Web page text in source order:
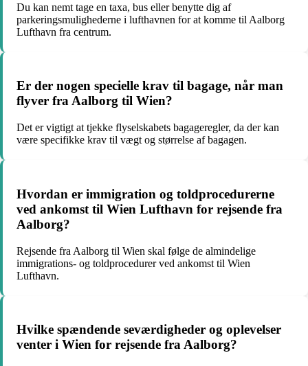
Du kan nemt tage en taxa, bus eller benytte dig af
parkeringsmulighederne i lufthavnen for at komme til Aalborg
Lufthavn fra centrum.
Er der nogen specielle krav til bagage, når man
flyver fra Aalborg til Wien?
Det er vigtigt at tjekke flyselskabets bagageregler, da der kan
være specifikke krav til vægt og størrelse af bagagen.
Hvordan er immigration og toldprocedurerne
ved ankomst til Wien Lufthavn for rejsende fra
Aalborg?
Rejsende fra Aalborg til Wien skal følge de almindelige
immigrations- og toldprocedurer ved ankomst til Wien
Lufthavn.
Hvilke spændende seværdigheder og oplevelser
venter i Wien for rejsende fra Aalborg?